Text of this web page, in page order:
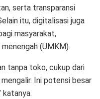
serta transparansi
itu, digitalisasi juga
masyarakat,
(UMKM).
tanpa toko, cukup dari
Ini potensi besar
katanya.